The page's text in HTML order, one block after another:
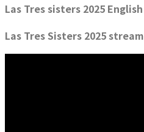
Las Tres sisters 2025
Las Tres Sisters 2025